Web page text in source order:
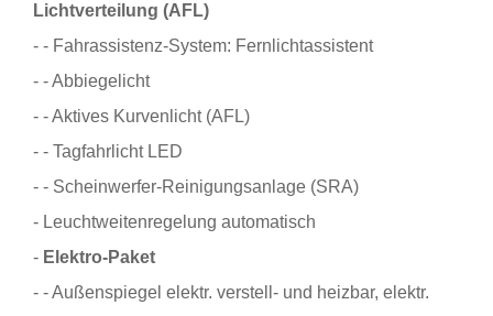
Lichtverteilung (AFL)
- - Fahrassistenz-System: Fernlichtassistent
- - Abbiegelicht
- - Aktives Kurvenlicht (AFL)
- - Tagfahrlicht LED
- - Scheinwerfer-Reinigungsanlage (SRA)
- Leuchtweitenregelung automatisch
- Elektro-Paket
- - Außenspiegel elektr. verstell- und heizbar, elektr.